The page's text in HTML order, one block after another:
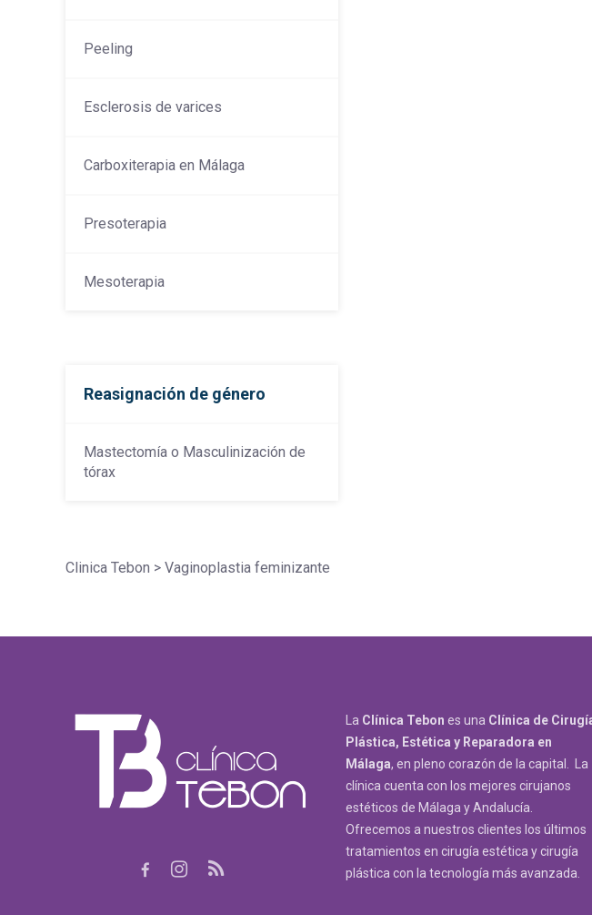
Peeling
Esclerosis de varices
Carboxiterapia en Málaga
Presoterapia
Mesoterapia
Reasignación de género
Mastectomía o Masculinización de
tórax
Clinica Tebon > Vaginoplastia feminizante
La Clínica Tebon es una Clínica de
Plástica, Estética y Reparadora en
Málaga, en pleno corazón de la capital. La
clínica cuenta con los mejores cirujanos
estéticos de Málaga y Andalucía.
Ofrecemos a nuestros clientes los últimos
tratamientos en cirugía estética y cirugía
plástica con la tecnología más avanzada.